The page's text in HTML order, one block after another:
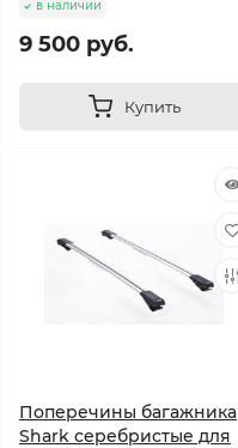
в наличии
9 500 руб.
Купить
Поперечины багажника
Shark серебристые для